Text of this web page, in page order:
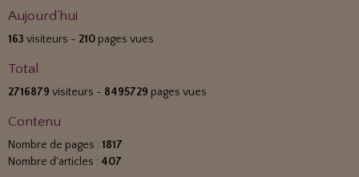
Aujourd'hui
163 visiteurs - 210 pages vues
Total
2716879 visiteurs - 8495729 pages vues
Contenu
Nombre de pages : 1817
Nombre d'articles : 407